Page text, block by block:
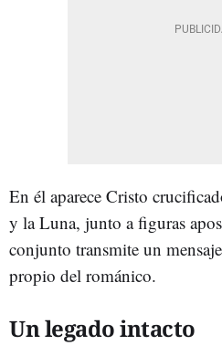
En él aparece Cristo
y la Luna, junto a figuras
conjunto transmite un
propio del románico.
Un legado intacto